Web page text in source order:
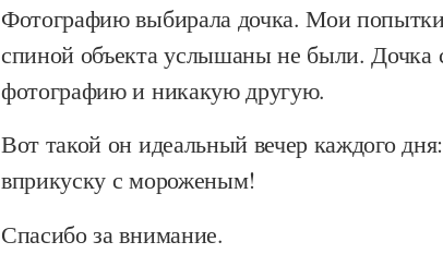
Фотографию выбирала дочка. Мои попытки
спиной объекта услышаны не были. Дочка
фотографию и никакую другую.
Вот такой он идеальный вечер каждого
вприкуску с мороженым!
Спасибо за внимание.